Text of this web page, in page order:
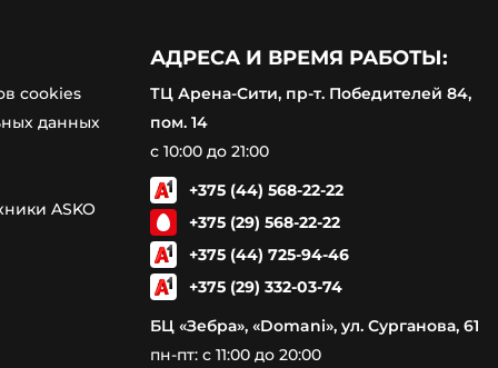
cookies
данных
ASKO
АДРЕСА И ВРЕМЯ РАБОТЫ:
ТЦ Арена-Сити, пр-т. Победителей 84,
пом. 14
с 10:00 до 21:00
+375 (44) 568-22-22
+375 (29) 568-22-22
+375 (44) 725-94-46
+375 (29) 332-03-74
БЦ «Зебра», «Domani», ул. Сурганова, 61
пн-пт: с 11:00 до 20:00